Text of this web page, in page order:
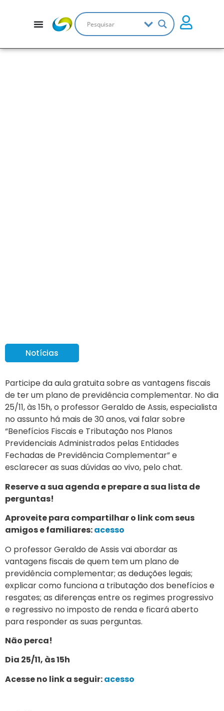
Notícias
Participe da aula gratuita sobre as vantagens fiscais
de ter um plano de previdência complementar. No dia
25/11, às 15h, o professor Geraldo de Assis, especialista
no assunto há mais de 30 anos, vai falar sobre
“Benefícios Fiscais e Tributação nos Planos
Previdenciais Administrados pelas Entidades
Fechadas de Previdência Complementar” e
esclarecer as suas dúvidas ao vivo, pelo chat.
Reserve a sua agenda e prepare a sua lista de
perguntas!
Aproveite para compartilhar o link com seus
amigos e familiares:acesso
O professor Geraldo de Assis vai abordar as
vantagens fiscais de quem tem um plano de
previdência complementar; as deduções legais;
explicar como funciona a tributação dos benefícios e
resgates; as diferenças entre os regimes progressivo
e regressivo no imposto de renda e ficará aberto
para responder as suas perguntas.
Não perca!
Dia 25/11, às 15h
Acesse no link a seguir:acesso